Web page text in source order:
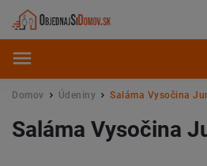
Domov / Údeniny / Saláma Vysočina
Saláma Vysočina